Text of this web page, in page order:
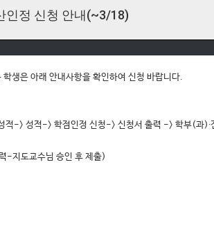
인정 신청 안내(~3/18)
생은 아래 안내사항을 확인하여 신청 바랍니다.
적-> 성적-> 학점인정 신청-> 신청서 출력 -> 학부(과)∙
-지도교수님 승인 후 제출)